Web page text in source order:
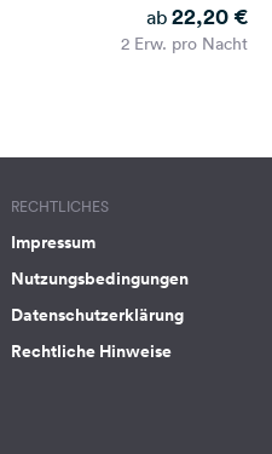
ab 22,20 €
2 Erw. pro Nacht
RECHTLICHES
Impressum
Nutzungsbedingungen
Datenschutzerklärung
Rechtliche Hinweise